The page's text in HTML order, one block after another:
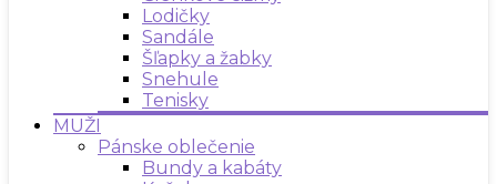
Lodičky
Sandále
Šľapky a žabky
Snehule
Tenisky
MUŽI
Pánske oblečenie
Bundy a kabáty